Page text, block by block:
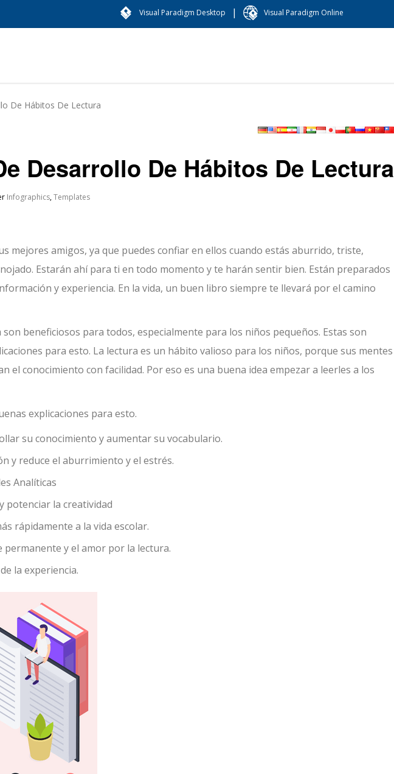
Visual Paradigm Desktop | Visual Paradigm Online
De Hábitos De Lectura
Desarrollo De Hábitos De Lectura
Infographics,Templates
mejores amigos, ya que puedes confiar en ellos cuando estás aburrido, triste,
Estarán ahí para ti en todo momento y te harán sentir bien. Están preparados
y experiencia. En la vida, un buen libro siempre te llevará por el camino
beneficiosos para todos, especialmente para los niños pequeños. Estas son
para esto. La lectura es un hábito valioso para los niños, porque sus mentes
el conocimiento con facilidad. Por eso es una buena idea empezar a leerles a los
explicaciones para esto.
su conocimiento y aumentar su vocabulario.
y reduce el aburrimiento y el estrés.
Analíticas
potenciar la creatividad
rápidamente a la vida escolar.
permanente y el amor por la lectura.
la experiencia.